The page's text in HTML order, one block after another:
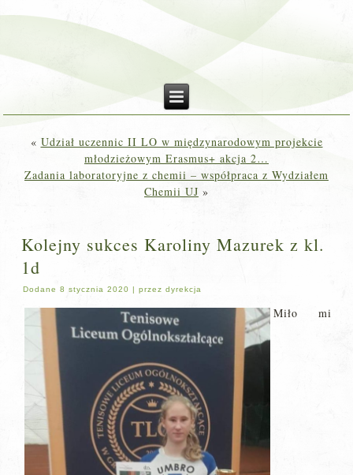
« Udział uczennic II LO w międzynarodowym projekcie
młodzieżowym Erasmus+ akcja 2…
Zadania laboratoryjne z chemii – współpraca z Wydziałem
Chemii UJ »
Kolejny sukces Karoliny Mazurek z kl.
1d
Dodane 8 stycznia 2020 |przez dyrekcja
Miło mi